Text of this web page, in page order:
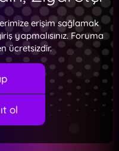
erişim sağlamak
yapmalısınız. Foruma
ücretsizdir.
ol